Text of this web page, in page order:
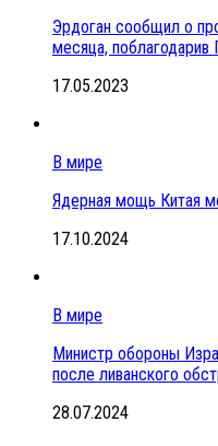
Эрдоган сообщил о
месяца, поблагодарив
17.05.2023
В мире
Ядерная мощь Китая
17.10.2024
В мире
Министр обороны
после ливанского
28.07.2024